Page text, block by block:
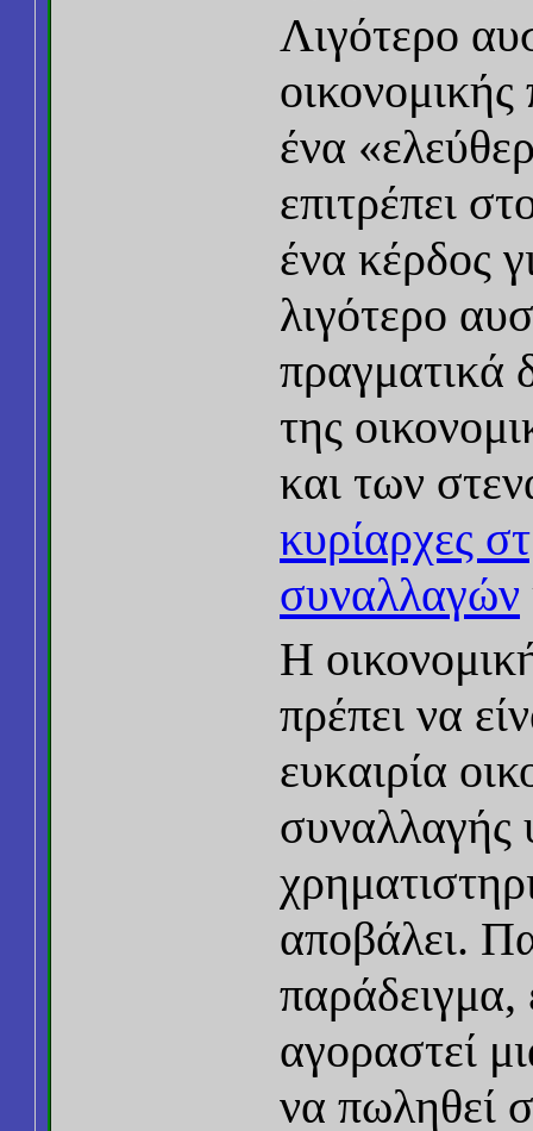
Λιγότερο
ένα
επιτρέπει
ένα κέρδος
λιγότερο
πραγματικά
της
και των
κυρίαρχες
συναλλαγών
Η
πρέπει να
ευκαιρία
συναλλαγής
αποβάλει.
παράδειγμα,
αγοραστεί
να πωληθεί